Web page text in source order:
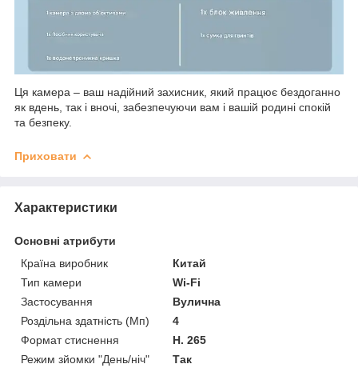
Ця камера – ваш надійний захисник, який працює бездоганно
як вдень, так і вночі, забезпечуючи вам і вашій родині спокій
та безпеку.
Приховати
Характеристики
Основні атрибути
Країна виробник
Китай
Тип камери
Wi-Fi
Застосування
Вулична
Роздільна здатність (Мп)
4
Формат стиснення
H. 265
Режим зйомки "День/ніч"
Так